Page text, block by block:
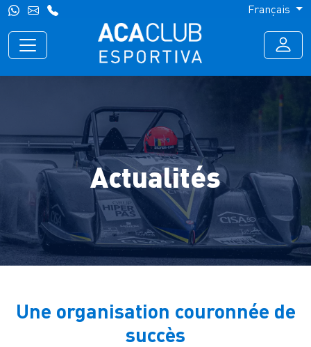
Français
Actualités
Une organisation couronnée de
succès